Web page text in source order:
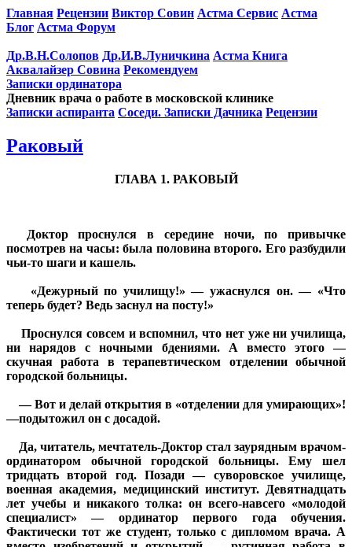
Главная Рецензии Виктор Совин Астма Сервис Астма
Блог Астма Форум
Др.В.Н.Солопов Др.И.В.Луничкина Астма Книга
Аквалайзер Совина Рекомендуем
Записки ординатора
Дневник врача о работе в московской клинике
Записки аспиранта Соседи. Записки Дачника Рецензии
Раковый
ГЛАВА 1. РАКОВЫЙ
Доктор проснулся в середине ночи, по привычке
посмотрев на часы: была половина второго. Его разбудили
чьи-то шаги и кашель.
«Дежурный по училищу!» — ужаснулся он. — «Что
теперь будет? Ведь заснул на посту!»
Проснулся совсем и вспомнил, что нет уже ни училища,
ни нарядов с ночными бдениями. А вместо этого —
скучная работа в терапевтическом отделении обычной
городской больницы.
— Вот и делай открытия в «отделении для умирающих»!
—подытожил он с досадой.
Да, читатель, мечтатель-Доктор стал заурядным врачом-
ординатором обычной городской больницы. Ему шел
тридцать второй год. Позади — суворовское училище,
военная академия, медицинский институт. Девятнадцать
лет учебы и никакого толка: он всего-навсего «молодой
специалист» — ординатор первого года обучения.
Фактически тот же студент, только с дипломом врача. А